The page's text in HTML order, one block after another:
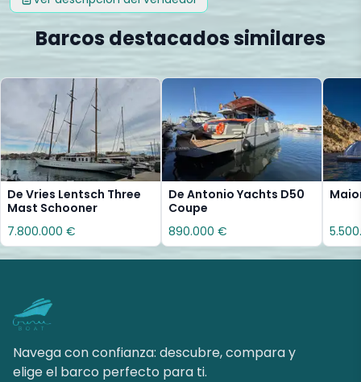
Barcos destacados similares
De Vries Lentsch Three
Mast Schooner
7.800.000 €
De Antonio Yachts D50
Coupe
890.000 €
Navega con confianza: descubre, compara y
elige el barco perfecto para ti.